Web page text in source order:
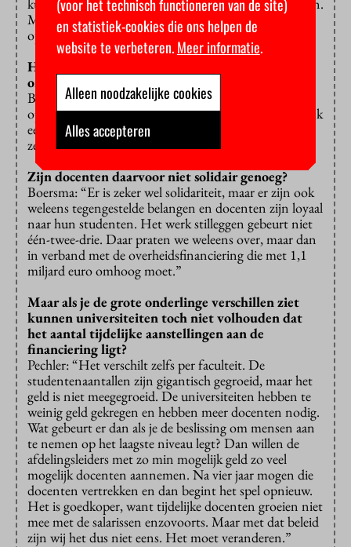
Maar de weerstand bij de werkgevers is ook groot. Pas
op wat je verliest als je het akkoord afkeurt.”
Hebben jullie niet genoeg leden om ‘massa’ te
organiseren?
Boersma: “We hebben een behoorlijke positie ten
opzichte van de werkgevers, maar we zouden natuurlijk
een sterkere vuist kunnen maken als iedereen lid is –
zeker als ze ook bereid zijn om actie te voeren.”
Zijn docenten daarvoor niet solidair genoeg?
Boersma: “Er is zeker wel solidariteit, maar er zijn ook
weleens tegengestelde belangen en docenten zijn loyaal
naar hun studenten. Het werk stilleggen gebeurt niet
één-twee-drie. Daar praten we weleens over, maar dan
in verband met de overheidsfinanciering die met 1,1
miljard euro omhoog moet.”
Maar als je de grote onderlinge verschillen ziet
kunnen universiteiten toch niet volhouden dat
het aantal tijdelijke aanstellingen aan de
financiering ligt?
Pechler: “Het verschilt zelfs per faculteit. De
studentenaantallen zijn gigantisch gegroeid, maar het
geld is niet meegegroeid. De universiteiten hebben te
weinig geld gekregen en hebben meer docenten nodig.
Wat gebeurt er dan als je de beslissing om mensen aan
te nemen op het laagste niveau legt? Dan willen de
afdelingsleiders met zo min mogelijk geld zo veel
mogelijk docenten aannemen. Na vier jaar mogen die
docenten vertrekken en dan begint het spel opnieuw.
Het is goedkoper, want tijdelijke docenten groeien niet
mee met de salarissen enzovoorts. Maar met dat beleid
zijn wij het dus niet eens. Het moet veranderen.”
(voor het technisch functioneren van de site)
en statistiek-cookies die ons helpen de
website te verbeteren.Meer informatie.
Alleen noodzakelijke cookies
Alles accepteren